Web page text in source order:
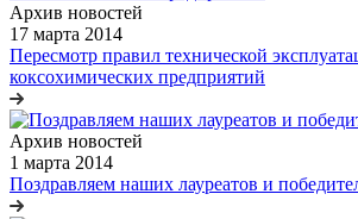
Архив новостей
17 марта 2014
Пересмотр правил технической
коксохимических предприятий
Архив новостей
1 марта 2014
Поздравляем наших лауреатов и